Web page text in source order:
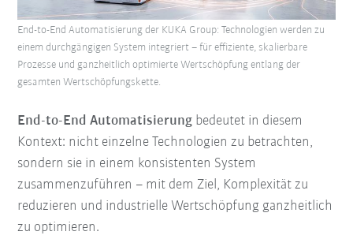
End-to-End Automatisierung bedeutet in diesem
Kontext: nicht einzelne Technologien zu betrachten,
sondern sie in einem konsistenten System
zusammenzuführen – mit dem Ziel, Komplexität zu
reduzieren und industrielle Wertschöpfung ganzheitlich
zu optimieren.
End-to-End Automatisierung der KUKA Group: Technologien werden zu
einem durchgängigen System integriert – für effiziente, skalierbare
Prozesse und ganzheitlich optimierte Wertschöpfung entlang der
gesamten Wertschöpfungskette.